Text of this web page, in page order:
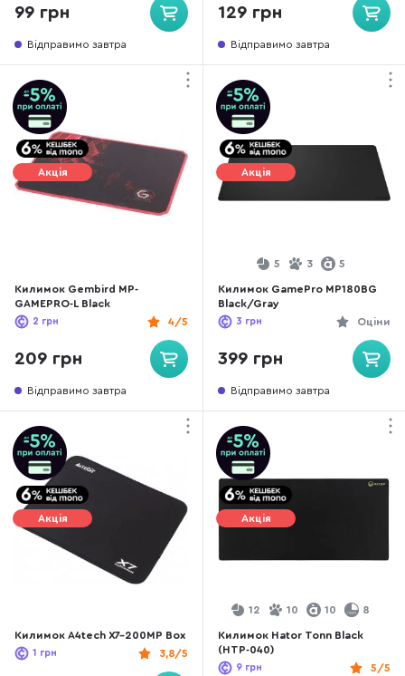
99 грн
Відправимо завтра
129 грн
Відправимо завтра
Акція
Килимок Gembird MP-
GAMEPRO-L Black
4/5
2 грн
209 грн
Відправимо завтра
Акція
5 3 5
Килимок GamePro MP180BG
Black/Gray
Оціни
3 грн
399 грн
Відправимо завтра
Акція
Килимок A4tech X7-200MP Box
3,8/5
1 грн
Акція
12 10 10 8
Килимок Hator Tonn Black
(HTP-040)
5/5
9 грн